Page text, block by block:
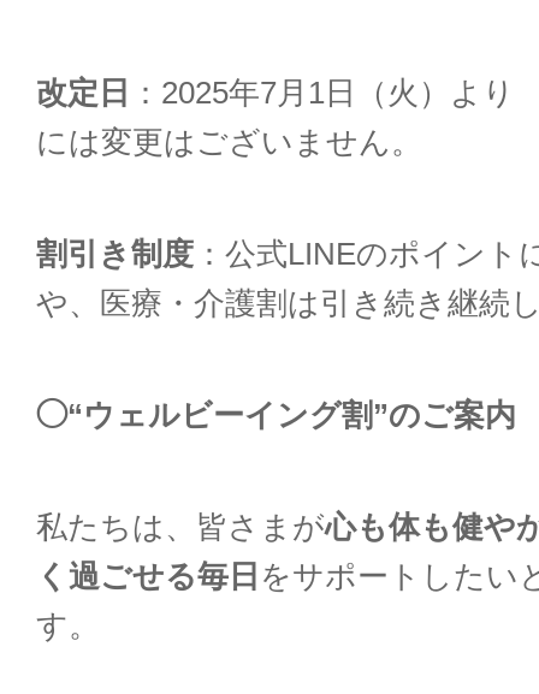
改定日 ：2025年7月1日（火）よ
には変更はございません。
割引き制度 ：公式LINEのポイント
や、医療・介護割は引き続き継続
◯“ウェルビーイング割”のご案内
私たちは、皆さまが心も体も健や
く過ごせる毎日 をサポートしたい
す。